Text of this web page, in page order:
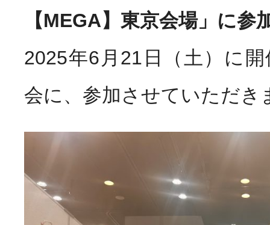
お知らせ News
【MEGA】東京会場」に参
2025年6月21日（土）に
会に、参加させていただき